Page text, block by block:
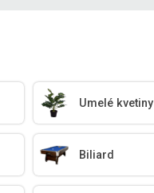
Umelé kvetiny
Biliard